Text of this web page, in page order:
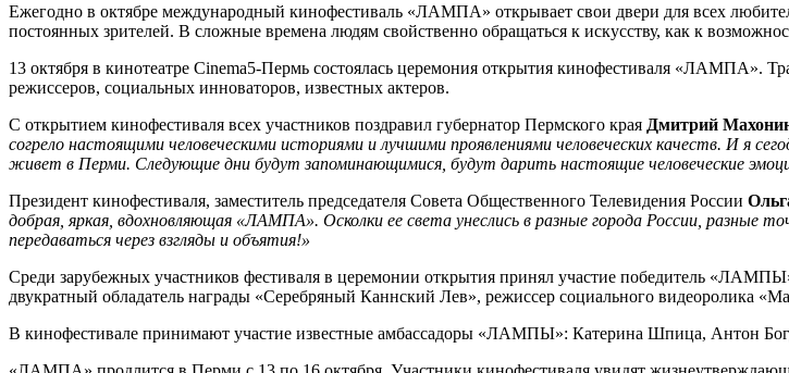
Ежегодно в октябре международный кинофестиваль «ЛАМПА» открывает свои двери для всех
постоянных зрителей. В сложные времена людям свойственно обращаться к искусству, как к
13 октября в кинотеатре Cinema5-Пермь состоялась церемония открытия кинофестиваля «ЛАМПА».
режиссеров, социальных инноваторов, известных актеров.
С открытием кинофестиваля всех участников поздравил губернатор Пермского края Дмитрий
согрело настоящими человеческими историями и лучшими проявлениями человеческих качеств. И я
живет в Перми. Следующие дни будут запоминающимися, будут дарить настоящие человеческие
Президент кинофестиваля, заместитель председателя Совета Общественного Телевидения России
добрая, яркая, вдохновляющая «ЛАМПА». Осколки ее света унеслись в разные города России, разные
передаваться через взгляды и объятия!»
Среди зарубежных участников фестиваля в церемонии открытия принял участие победитель
двукратный обладатель награды «Серебряный Каннский Лев», режиссер социального видеоролика
В кинофестивале принимают участие известные амбассадоры «ЛАМПЫ»: Катерина Шпица, Антон